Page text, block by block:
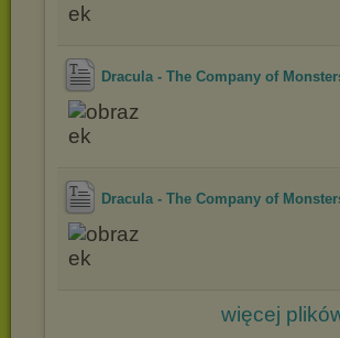
Dracula - The Company of
Dracula - The Company of
więcej